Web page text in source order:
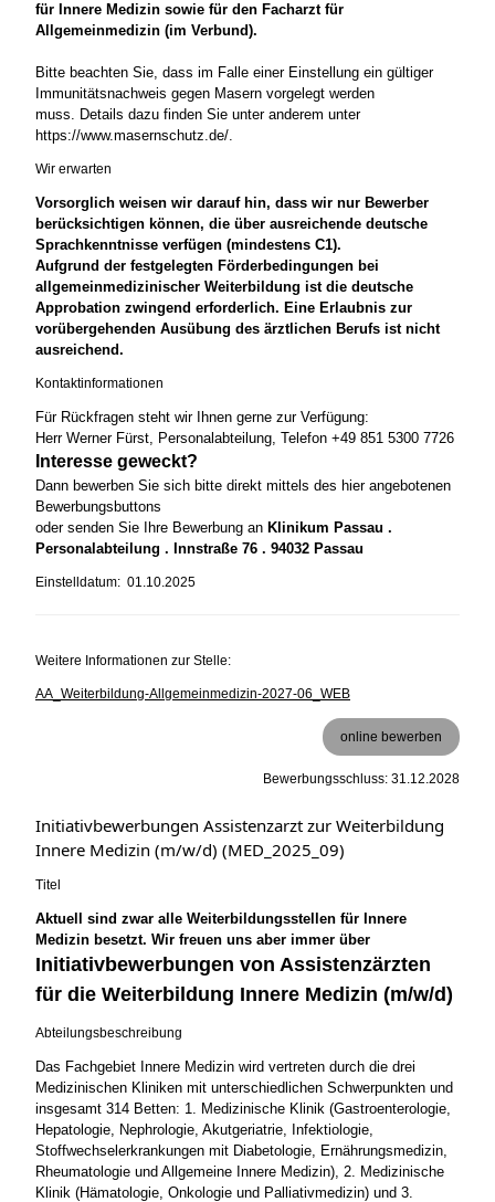
für Innere Medizin sowie für den Facharzt für
Allgemeinmedizin (im Verbund).
Bitte beachten Sie, dass im Falle einer Einstellung ein gültiger
Immunitätsnachweis gegen Masern vorgelegt werden
muss. Details dazu finden Sie unter anderem unter
https://www.masernschutz.de/.
Wir erwarten
Vorsorglich weisen wir darauf hin, dass wir nur Bewerber
berücksichtigen können, die über ausreichende deutsche
Sprachkenntnisse verfügen (mindestens C1).
Aufgrund der festgelegten Förderbedingungen bei
allgemeinmedizinischer Weiterbildung ist die deutsche
Approbation zwingend erforderlich. Eine Erlaubnis zur
vorübergehenden Ausübung des ärztlichen Berufs ist nicht
ausreichend.
Kontaktinformationen
Für Rückfragen steht wir Ihnen gerne zur Verfügung:
Herr Werner Fürst, Personalabteilung, Telefon +49 851 5300 7726
Interesse geweckt?
Dann bewerben Sie sich bitte direkt mittels des hier angebotenen
Bewerbungsbuttons
oder senden Sie Ihre Bewerbung an Klinikum Passau .
Personalabteilung . Innstraße 76 . 94032 Passau
Einstelldatum: 01.10.2025
Weitere Informationen zur Stelle:
AA_Weiterbildung-Allgemeinmedizin-2027-06_WEB
online bewerben
Bewerbungsschluss: 31.12.2028
Initiativbewerbungen Assistenzarzt zur Weiterbildung
Innere Medizin (m/w/d) (MED_2025_09)
Titel
Aktuell sind zwar alle Weiterbildungsstellen für Innere
Medizin besetzt. Wir freuen uns aber immer über
Initiativbewerbungen von Assistenzärzten
für die Weiterbildung Innere Medizin (m/w/d)
Abteilungsbeschreibung
Das Fachgebiet Innere Medizin wird vertreten durch die drei
Medizinischen Kliniken mit unterschiedlichen Schwerpunkten und
insgesamt 314 Betten: 1. Medizinische Klinik (Gastroenterologie,
Hepatologie, Nephrologie, Akutgeriatrie, Infektiologie,
Stoffwechselerkrankungen mit Diabetologie, Ernährungsmedizin,
Rheumatologie und Allgemeine Innere Medizin), 2. Medizinische
Klinik (Hämatologie, Onkologie und Palliativmedizin) und 3.